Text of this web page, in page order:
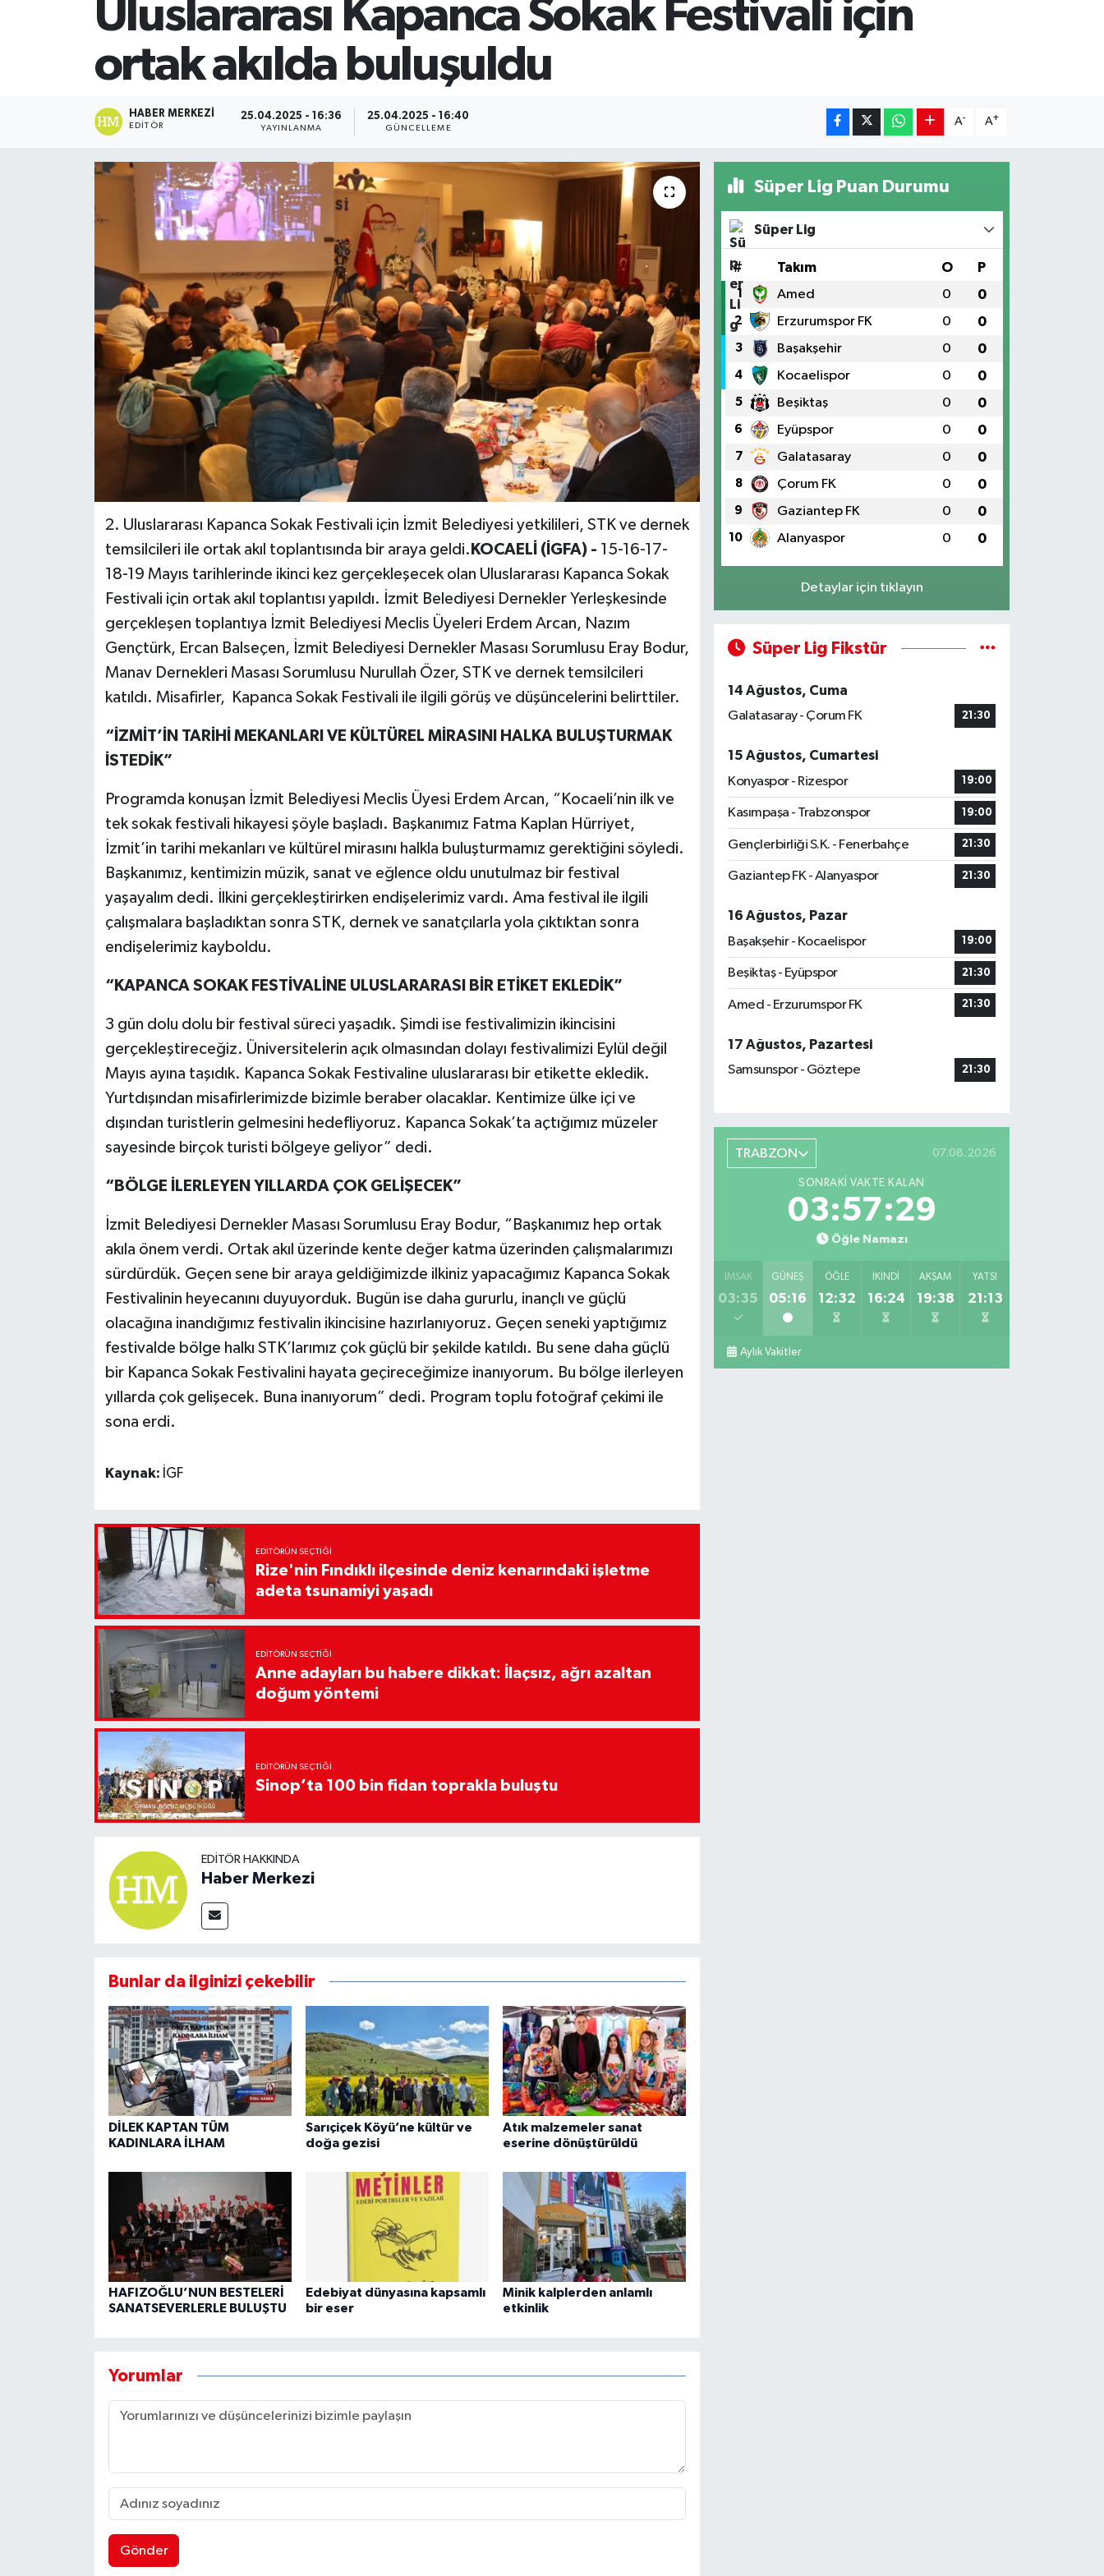
Uluslararası Kapanca Sokak Festivali için
ortak akılda buluşuldu
HABER MERKEZI
EDITÖR
25.04.2025 - 16:36
YAYINLANMA
25.04.2025 - 16:40
GÜNCELLEME
A- A+
2. Uluslararası Kapanca Sokak Festivali için İzmit Belediyesi yetkilileri, STK ve dernek
temsilcileri ile ortak akıl toplantısında bir araya geldi. KOCAELİ (İGFA) - 15-16-17-
18-19 Mayıs tarihlerinde ikinci kez gerçekleşecek olan Uluslararası Kapanca Sokak
Festivali için ortak akıl toplantısı yapıldı. İzmit Belediyesi Dernekler Yerleşkesinde
gerçekleşen toplantıya İzmit Belediyesi Meclis Üyeleri Erdem Arcan, Nazım
Gençtürk, Ercan Balseçen, İzmit Belediyesi Dernekler Masası Sorumlusu Eray Bodur,
Manav Dernekleri Masası Sorumlusu Nurullah Özer, STK ve dernek temsilcileri
katıldı. Misafirler, Kapanca Sokak Festivali ile ilgili görüş ve düşüncelerini belirttiler.
“İZMİT’İN TARİHİ MEKANLARI VE KÜLTÜREL MİRASINI HALKA BULUŞTURMAK
İSTEDİK”
Programda konuşan İzmit Belediyesi Meclis Üyesi Erdem Arcan, “Kocaeli’nin ilk ve
tek sokak festivali hikayesi şöyle başladı. Başkanımız Fatma Kaplan Hürriyet,
İzmit’in tarihi mekanları ve kültürel mirasını halkla buluşturmamız gerektiğini söyledi.
Başkanımız, kentimizin müzik, sanat ve eğlence oldu unutulmaz bir festival
yaşayalım dedi. İlkini gerçekleştirirken endişelerimiz vardı. Ama festival ile ilgili
çalışmalara başladıktan sonra STK, dernek ve sanatçılarla yola çıktıktan sonra
endişelerimiz kayboldu.
“KAPANCA SOKAK FESTİVALİNE ULUSLARARASI BİR ETİKET EKLEDİK”
3 gün dolu dolu bir festival süreci yaşadık. Şimdi ise festivalimizin ikincisini
gerçekleştireceğiz. Üniversitelerin açık olmasından dolayı festivalimizi Eylül değil
Mayıs ayına taşıdık. Kapanca Sokak Festivaline uluslararası bir etikette ekledik.
Yurtdışından misafirlerimizde bizimle beraber olacaklar. Kentimize ülke içi ve
dışından turistlerin gelmesini hedefliyoruz. Kapanca Sokak’ta açtığımız müzeler
sayesinde birçok turisti bölgeye geliyor” dedi.
“BÖLGE İLERLEYEN YILLARDA ÇOK GELİŞECEK”
İzmit Belediyesi Dernekler Masası Sorumlusu Eray Bodur, “Başkanımız hep ortak
akıla önem verdi. Ortak akıl üzerinde kente değer katma üzerinden çalışmalarımızı
sürdürdük. Geçen sene bir araya geldiğimizde ilkiniz yapacağımız Kapanca Sokak
Festivalinin heyecanını duyuyorduk. Bugün ise daha gururlu, inançlı ve güçlü
olacağına inandığımız festivalin ikincisine hazırlanıyoruz. Geçen seneki yaptığımız
festivalde bölge halkı STK’larımız çok güçlü bir şekilde katıldı. Bu sene daha güçlü
bir Kapanca Sokak Festivalini hayata geçireceğimize inanıyorum. Bu bölge ilerleyen
yıllarda çok gelişecek. Buna inanıyorum” dedi. Program toplu fotoğraf çekimi ile
sona erdi.
Kaynak: İGF
EDITÖRÜN SEÇTIĞI
Rize'nin Fındıklı ilçesinde deniz kenarındaki işletme
adeta tsunamiyi yaşadı
EDITÖRÜN SEÇTIĞI
Anne adayları bu habere dikkat: İlaçsız, ağrı azaltan
doğum yöntemi
EDITÖRÜN SEÇTIĞI
Sinop’ta 100 bin fidan toprakla buluştu
EDITÖR HAKKINDA
Haber Merkezi
Bunlar da ilginizi çekebilir
DİLEK KAPTAN TÜM
KADINLARA İLHAM
Sarıçiçek Köyü’ne kültür ve
doğa gezisi
Atık malzemeler sanat
eserine dönüştürüldü
HAFIZOĞLU’NUN BESTELERİ
SANATSEVERLERLE BULUŞTU
Edebiyat dünyasına kapsamlı
bir eser
Minik kalplerden anlamlı
etkinlik
Yorumlar
Gönder
Süper Lig Puan Durumu
Süper Lig
# Takım O P
1 Amed 0 0
2 Erzurumspor FK 0 0
3 Başakşehir 0 0
4 Kocaelispor 0 0
5 Beşiktaş 0 0
6 Eyüpspor 0 0
7 Galatasaray 0 0
8 Çorum FK 0 0
9 Gaziantep FK 0 0
10 Alanyaspor 0 0
Detaylar için tıklayın
Süper Lig Fikstür
14 Ağustos, Cuma
Galatasaray - Çorum FK
21:30
15 Ağustos, Cumartesi
Konyaspor - Rizespor
19:00
Kasımpaşa - Trabzonspor 19:00
Gençlerbirliği S.K. - Fenerbahçe 21:30
Gaziantep FK - Alanyaspor 21:30
16 Ağustos, Pazar
Başakşehir - Kocaelispor
19:00
Beşiktaş - Eyüpspor 21:30
Amed - Erzurumspor FK 21:30
17 Ağustos, Pazartesi
Samsunspor - Göztepe
21:30
TRABZON 07.08.2026
SONRAKI VAKTE KALAN
03:57:28
Öğle Namazı
İMSAK
03:35
GÜNEŞ
05:16
ÖĞLE
12:32
İKINDI
16:24
AKŞAM
19:38
YATSI
21:13
Aylık Vakitler
SİYASET
Teknoloji
TRABZON